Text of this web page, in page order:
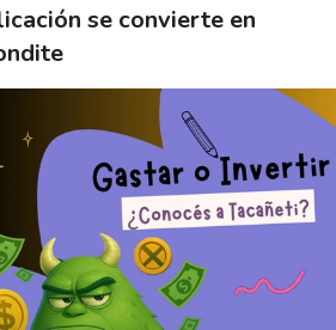
se convierte en